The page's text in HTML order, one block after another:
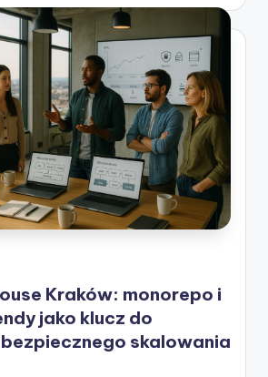
Kraków: monorepo i
jako klucz do
skalowania